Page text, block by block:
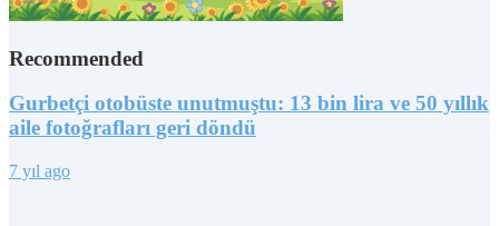
Recommended
Gurbetçi otobüste unutmuştu: 13 bin lira ve 50 yıllık
aile fotoğrafları geri döndü
7 yıl ago